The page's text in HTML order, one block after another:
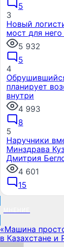
5
3
Новый
мост для
5 932
5
4
планирует
внутри
4 993
8
5
Наручники
Минздрава
Дмитрия
4 601
15
«Машина
в Казахстане и